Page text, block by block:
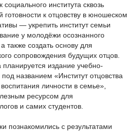
института сквозь
готовности к отцовству в юношеском
— укрепить институт семьи
у молодёжи осознанного
также создать основу для
сопровождения будущих отцов.
издание учебно-
названием «Институт отцовства
личности в семье»,
ресурсом для
и самих студентов.
познакомились с результатами